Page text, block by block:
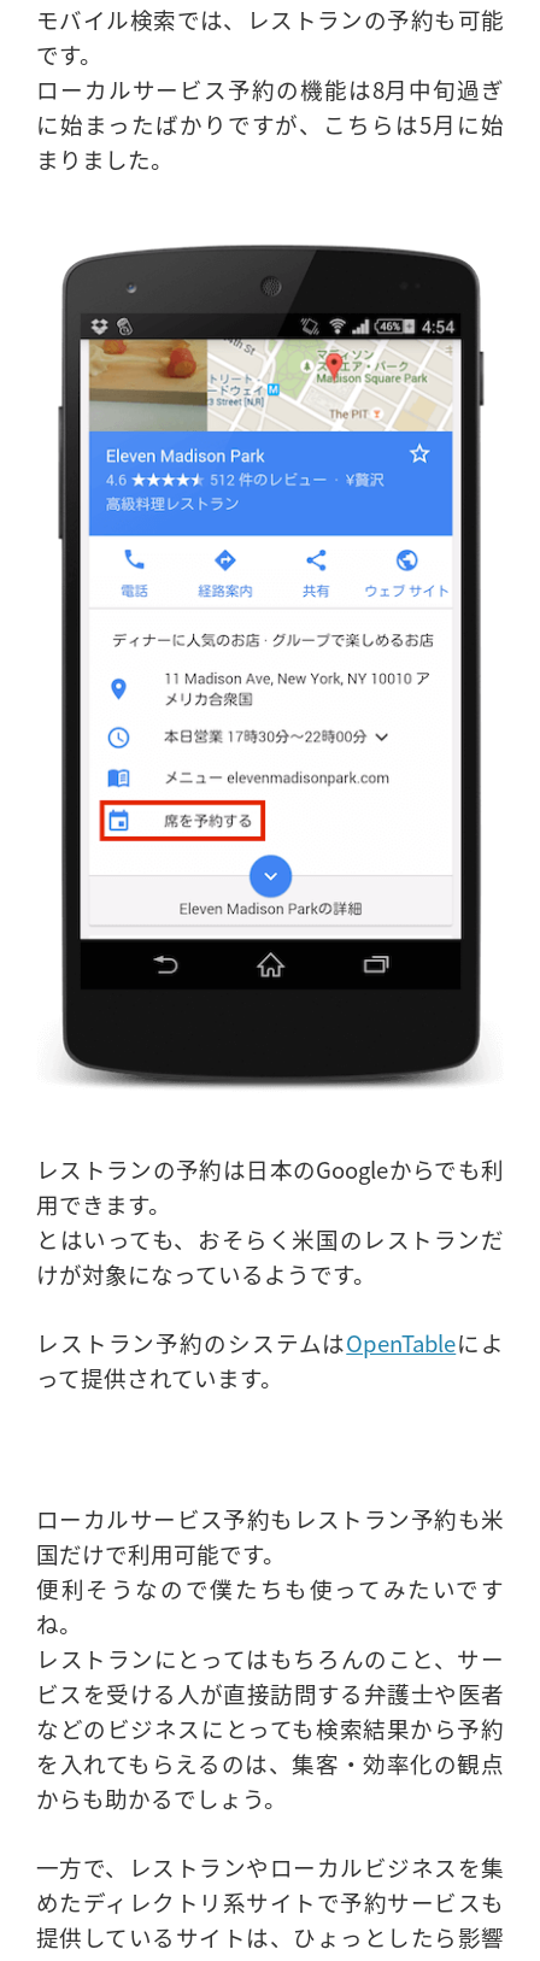
モバイル検索では、レストランの予約も可能
です。
ローカルサービス予約の機能は8月中旬過ぎ
に始まったばかりですが、こちらは5月に始
まりました。
レストランの予約は日本のGoogleからでも利
用できます。
とはいっても、おそらく米国のレストランだ
けが対象になっているようです。
レストラン予約のシステムはOpenTableによ
って提供されています。
ローカルサービス予約もレストラン予約も米
国だけで利用可能です。
便利そうなので僕たちも使ってみたいです
ね。
レストランにとってはもちろんのこと、サー
ビスを受ける人が直接訪問する弁護士や医者
などのビジネスにとっても検索結果から予約
を入れてもらえるのは、集客・効率化の観点
からも助かるでしょう。
一方で、レストランやローカルビジネスを集
めたディレクトリ系サイトで予約サービスも
提供しているサイトは、ひょっとしたら影響